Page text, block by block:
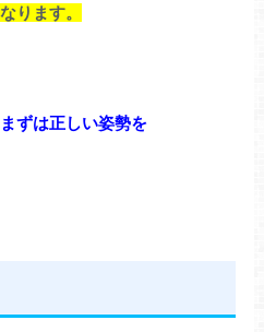
ります。
ずは正しい姿勢を